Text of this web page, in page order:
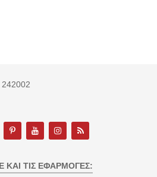
ΚΑΙ ΤΙΣ ΕΦΑΡΜΟΓΈΣ: